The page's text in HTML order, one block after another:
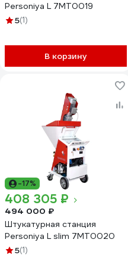
Personiya L 7MT0019
5(1)
В корзину
-17%
408 305 ₽
494 000 ₽
Штукатурная станция
Personiya L slim 7MT0020
5(1)